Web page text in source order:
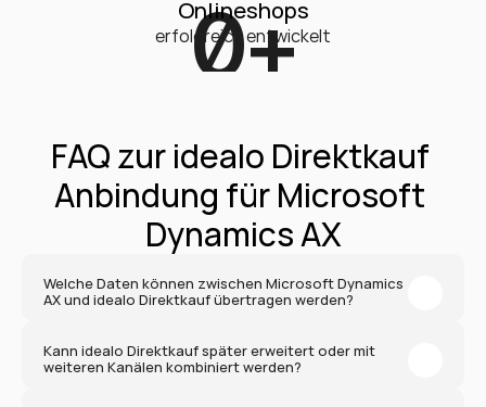
0+
Onlineshops
erfolgreich entwickelt
FAQ zur idealo Direktkauf
Anbindung für Microsoft
Dynamics AX
Welche Daten können zwischen Microsoft Dynamics
AX und idealo Direktkauf übertragen werden?
Kann idealo Direktkauf später erweitert oder mit
weiteren Kanälen kombiniert werden?